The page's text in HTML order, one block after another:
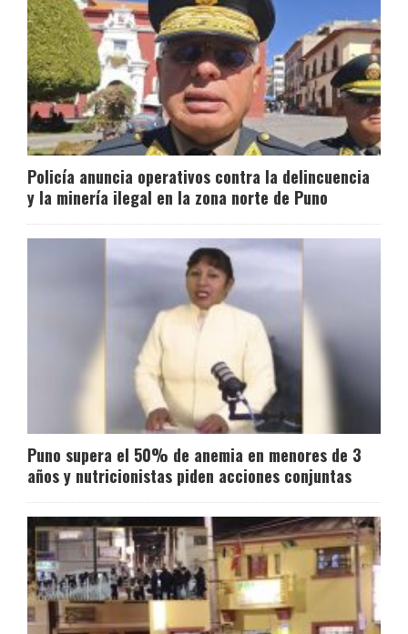
Policía anuncia operativos contra la delincuencia
y la minería ilegal en la zona norte de Puno
Puno supera el 50% de anemia en menores de 3
años y nutricionistas piden acciones conjuntas